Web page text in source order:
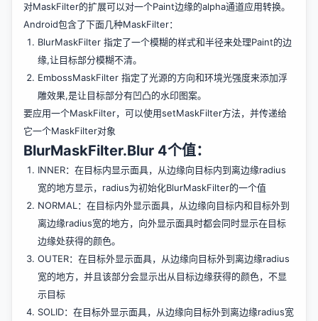
对MaskFilter的扩展可以对一个Paint边缘的alpha通道应用转换。
Android包含了下面几种MaskFilter：
BlurMaskFilter 指定了一个模糊的样式和半径来处理Paint的边
缘,让目标部分模糊不清。
EmbossMaskFilter 指定了光源的方向和环境光强度来添加浮
雕效果,是让目标部分有凹凸的水印图案。
要应用一个MaskFilter，可以使用setMaskFilter方法，并传递给
它一个MaskFilter对象
BlurMaskFilter.Blur 4个值：
INNER：在目标内显示面具，从边缘向目标内到离边缘radius
宽的地方显示，radius为初始化BlurMaskFilter的一个值
NORMAL：在目标内外显示面具，从边缘向目标内和目标外到
离边缘radius宽的地方，向外显示面具时都会同时显示在目标
边缘处获得的颜色。
OUTER：在目标外显示面具，从边缘向目标外到离边缘radius
宽的地方，并且该部分会显示出从目标边缘获得的颜色，不显
示目标
SOLID：在目标外显示面具，从边缘向目标外到离边缘radius宽